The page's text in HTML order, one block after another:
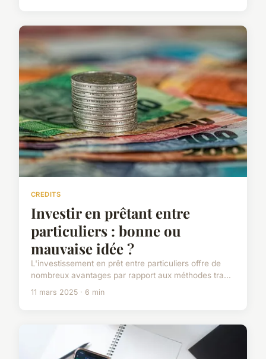
CREDITS
Investir en prêtant entre
particuliers : bonne ou
mauvaise idée ?
L'investissement en prêt entre particuliers offre de
nombreux avantages par rapport aux méthodes tra...
11 mars 2025 · 6 min